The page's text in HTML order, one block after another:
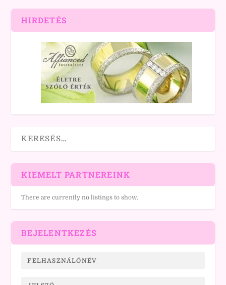
HIRDETÉS
KIEMELT PARTNEREINK
There are currently no listings to show.
BEJELENTKEZÉS